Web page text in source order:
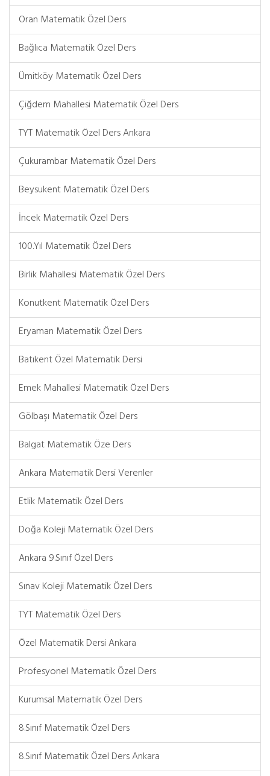
Oran Matematik Özel Ders
Bağlıca Matematik Özel Ders
Ümitköy Matematik Özel Ders
Çiğdem Mahallesi Matematik Özel Ders
TYT Matematik Özel Ders Ankara
Çukurambar Matematik Özel Ders
Beysukent Matematik Özel Ders
İncek Matematik Özel Ders
100.Yıl Matematik Özel Ders
Birlik Mahallesi Matematik Özel Ders
Konutkent Matematik Özel Ders
Eryaman Matematik Özel Ders
Batıkent Özel Matematik Dersi
Emek Mahallesi Matematik Özel Ders
Gölbaşı Matematik Özel Ders
Balgat Matematik Öze Ders
Ankara Matematik Dersi Verenler
Etlik Matematik Özel Ders
Doğa Koleji Matematik Özel Ders
Ankara 9.Sınıf Özel Ders
Sınav Koleji Matematik Özel Ders
TYT Matematik Özel Ders
Özel Matematik Dersi Ankara
Profesyonel Matematik Özel Ders
Kurumsal Matematik Özel Ders
8.Sınıf Matematik Özel Ders
8.Sınıf Matematik Özel Ders Ankara